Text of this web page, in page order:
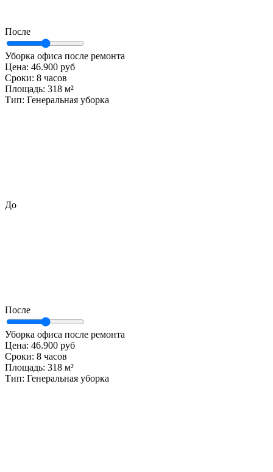
После
Уборка офиса после ремонта
Цена: 46.900 руб
Сроки: 8 часов
Площадь: 318 м²
Тип: Генеральная уборка
До
После
Уборка офиса после ремонта
Цена: 46.900 руб
Сроки: 8 часов
Площадь: 318 м²
Тип: Генеральная уборка